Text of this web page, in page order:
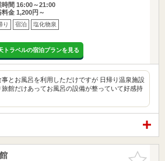
時間 16:00～21:00
料金 1,200円～
り 宿泊 塩化物泉
トラベルの宿泊プランを見る
とお風呂を利用しただけですが 日帰り温泉施設
旅館だけあってお風呂の設備が整っていて好感持
お気に入